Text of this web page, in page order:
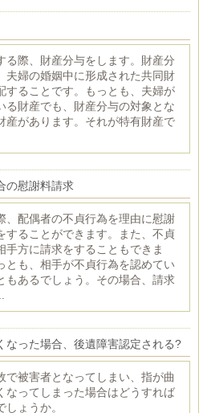
る際、財産分与をします。財産分
夫婦の婚姻中に形成された共同財
することです。もっとも、夫婦が
る財産でも、財産分与の対象とな
産があります。それが特有財産で
の慰謝料請求
、配偶者の不貞行為を理由に慰謝
することができます。また、不貞
手方に請求をすることもできま
とも、相手が不貞行為を認めてい
もあるでしょう。その場合、請求
なった場合、後遺障害認定される?
で被害者となってしまい、指が曲
なってしまった場合はどうすれば
しょうか。